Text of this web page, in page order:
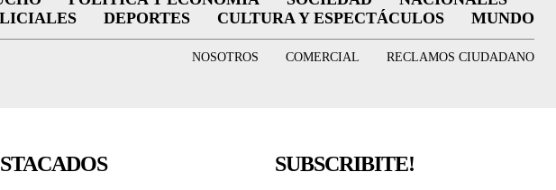
DEPORTES CULTURA Y ESPECTÁCULOS MUNDO
NOSOTROS COMERCIAL RECLAMOS CIUDADANO
SUBSCRIBITE!